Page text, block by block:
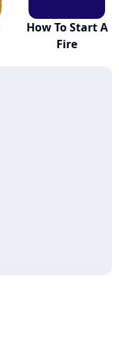
How To Start A
Fire